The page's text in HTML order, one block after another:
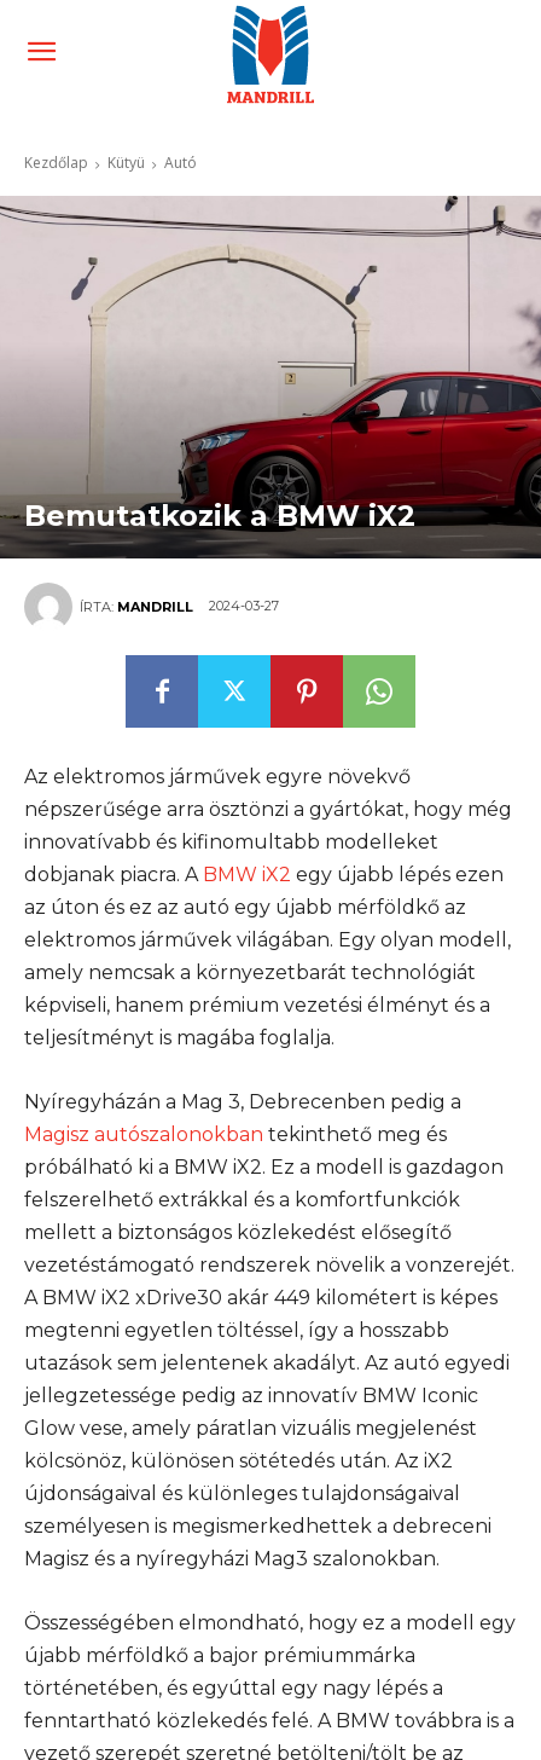
Kezdőlap Kütyü Autó
Bemutatkozik a BMW iX2
ÍRTA: MANDRILL 2024-03-27
Az elektromos járművek egyre növekvő
népszerűsége arra ösztönzi a gyártókat, hogy még
innovatívabb és kifinomultabb modelleket
dobjanak piacra. A BMW iX2 egy újabb lépés ezen
az úton és ez az autó egy újabb mérföldkő az
elektromos járművek világában. Egy olyan modell,
amely nemcsak a környezetbarát technológiát
képviseli, hanem prémium vezetési élményt és a
teljesítményt is magába foglalja.
Nyíregyházán a Mag 3, Debrecenben pedig a
Magisz autószalonokban tekinthető meg és
próbálható ki a BMW iX2. Ez a modell is gazdagon
felszerelhető extrákkal és a komfortfunkciók
mellett a biztonságos közlekedést elősegítő
vezetéstámogató rendszerek növelik a vonzerejét.
A BMW iX2 xDrive30 akár 449 kilométert is képes
megtenni egyetlen töltéssel, így a hosszabb
utazások sem jelentenek akadályt. Az autó egyedi
jellegzetessége pedig az innovatív BMW Iconic
Glow vese, amely páratlan vizuális megjelenést
kölcsönöz, különösen sötétedés után. Az iX2
újdonságaival és különleges tulajdonságaival
személyesen is megismerkedhettek a debreceni
Magisz és a nyíregyházi Mag3 szalonokban.
Összességében elmondható, hogy ez a modell egy
újabb mérföldkő a bajor prémiummárka
történetében, és egyúttal egy nagy lépés a
fenntartható közlekedés felé. A BMW továbbra is a
vezető szerepét szeretné betölteni/tölt be az